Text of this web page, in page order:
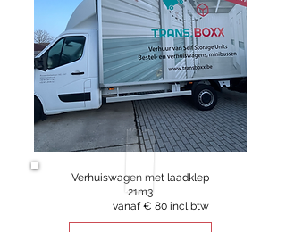
Verhuiswagen met laadklep
21m3
vanaf € 80 incl btw